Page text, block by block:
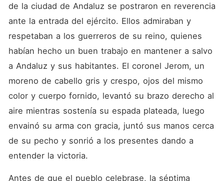
de la ciudad de Andaluz se postraron en reverencia
ante la entrada del ejército. Ellos admiraban y
respetaban a los guerreros de su reino, quienes
habían hecho un buen trabajo en mantener a salvo
a Andaluz y sus habitantes. El coronel Jerom, un
moreno de cabello gris y crespo, ojos del mismo
color y cuerpo fornido, levantó su brazo derecho al
aire mientras sostenía su espada plateada, luego
envainó su arma con gracia, juntó sus manos cerca
de su pecho y sonrió a los presentes dando a
entender la victoria.
Antes de que el pueblo celebrase, la séptima